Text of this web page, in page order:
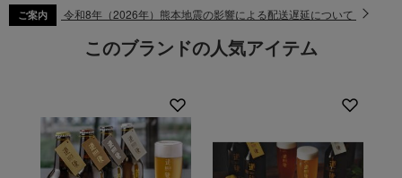
ご案内 令和8年（2026年）熊本地震の影響による配送遅延について
このブランドの人気アイテム